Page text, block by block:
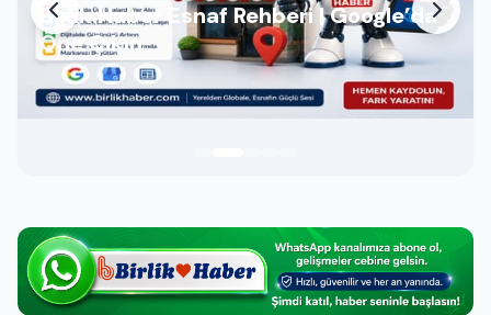
Birlik Haber Esnaf Rehberi | Google’da
Öne Çıkın